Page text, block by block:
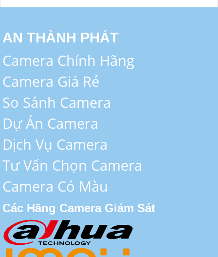
AN THÀNH PHÁT
Camera Chính Hãng
Camera Giá Rẻ
So Sánh Camera
Dự Án Camera
Dịch Vụ Camera
Tư Vấn Chọn Camera
Camera Có Màu
Các Hãng Camera Giám Sát